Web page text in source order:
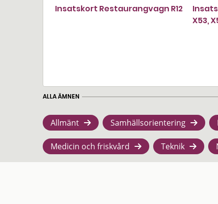
Insatskort Restaurangvagn R12
X53,
ALLA ÄMNEN
Allmänt Samhällsorientering
Medicin och friskvård Teknik